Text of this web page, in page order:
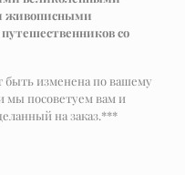
живописными
со
изменена по вашему
мы посоветуем вам и
на заказ.***